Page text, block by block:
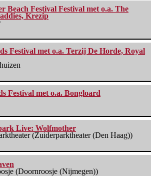
Beach Festival Festival met o.a. The
Krezip
Festival met o.a. Terzij De Horde, Royal
Festival met o.a. Bongloard
Live: Wolfmother
(Zuiderparktheater (Den Haag))
(Doornroosje (Nijmegen))